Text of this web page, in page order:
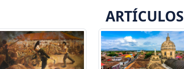
ARTÍCULOS